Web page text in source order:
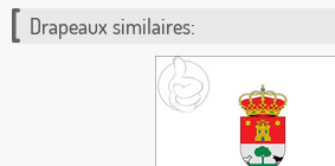
Drapeaux similaires: